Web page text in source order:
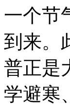
一个节
到来。
普正是
学避寒